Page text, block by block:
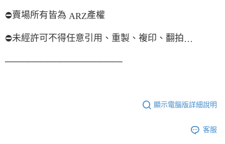
⛔賣場所有皆為 ARZ產權
⛔未經許可不得任意引用、重製、複印、翻拍…
──────────────────
顯示電腦版詳細說明
客服